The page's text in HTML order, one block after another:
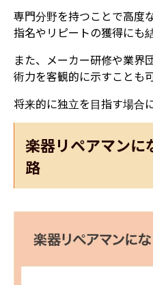
専門分野を持つことで高度
指名やリピートの獲得にも
また、メーカー研修や業界
術力を客観的に示すことも
将来的に独立を目指す場合
楽器リペアマンに
路